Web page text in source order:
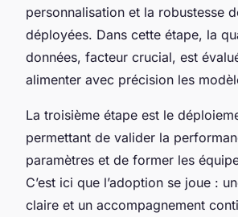
personnalisation et la robustesse
déployées. Dans cette étape, la
données, facteur crucial, est
alimenter avec précision les
La troisième étape est le
permettant de valider la
paramètres et de former les
C’est ici que l’adoption se joue :
claire et un accompagnement